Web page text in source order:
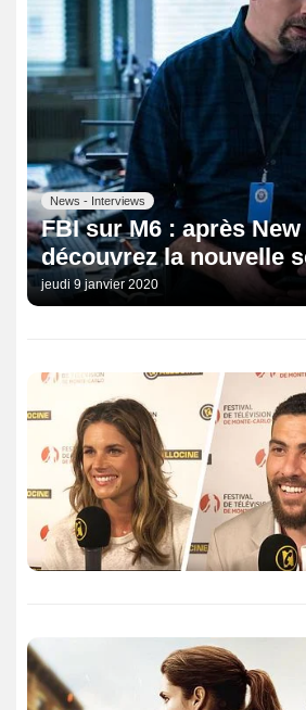
News - Interviews
FBI sur M6 : après
découvrez la nouvelle
jeudi 9 janvier 2020